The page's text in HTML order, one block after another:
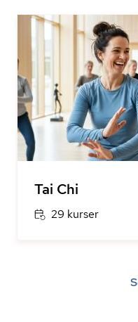
Tai Chi
29 kurser